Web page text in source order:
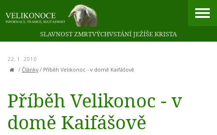
SLAVNOST ZMRTVÝCHVSTÁNÍ JEŽÍŠE KRISTA
22. 1. 2010
/ Články/ Příběh Velikonoc - v domě Kaifášově
Příběh Velikonoc - v
domě Kaifášově